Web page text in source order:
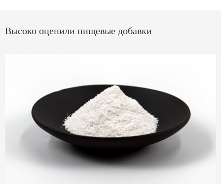
Высоко оценили пищевые добавки